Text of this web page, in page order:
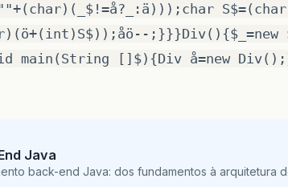
main(String []$){Div å=new
Java
back-end Java: dos fundamentos à arquitetura